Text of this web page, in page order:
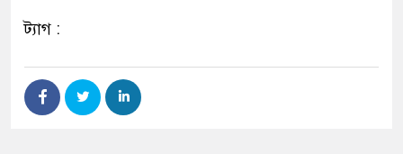
ট্যাগ :